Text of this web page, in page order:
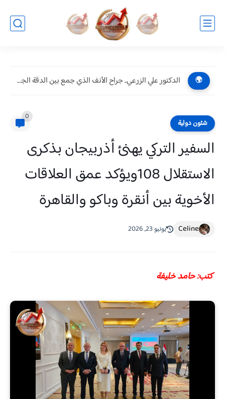
🌍 الدكتور علي الزرعي.. جراح الأنف الذي جمع بين الدقة الجراحية...
شئون دولية
0
السفير التركي يهنئ أذربيجان بذكرى
الاستقلال 108ويؤكد عمق العلاقات
الأخوية بين أنقرة وباكو والقاهرة
Celine يونيو 23, 2026
كتب: حامد خليفة